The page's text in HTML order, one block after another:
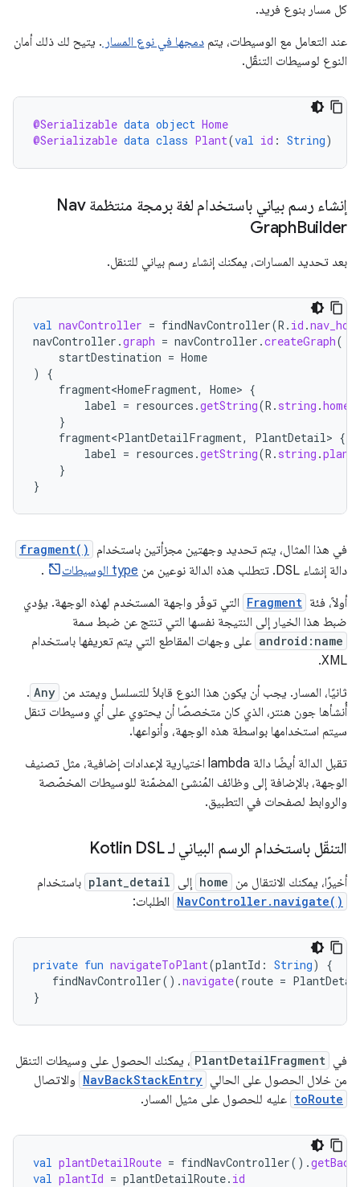
كل مسار بنوع فريد.
عند التعامل مع الوسيطات، يتم دمجها في نوع المسار . يتيح لك ذلك أمان
النوع لوسيطات التنقّل.
@Serializable data object Home
@Serializable data class Plant(val id : String)
إنشاء رسم بياني باستخدام لغة برمجة منتظمة Nav
GraphBuilder
بعد تحديد المسارات، يمكنك إنشاء رسم بياني للتنقل.
val navController = findNavController(R . id .
navController .graph = navController .createGraph(
startDestination = Home
)
{
fragment<HomeFragment, Home> {
label = resources .getString(R . string .
}
fragment<PlantDetailFragment, PlantDetail> {
label = resources .getString(R . string .
}
}
في هذا المثال، يتم تحديد وجهتين مجزأتين باستخدام fragment()
دالة إنشاء DSL. تتطلب هذه الدالة نوعين من type الوسيطات
.
أولاً، فئة Fragment التي توفّر واجهة المستخدم لهذه الوجهة. يؤدي
ضبط هذا الخيار إلى النتيجة نفسها التي تنتج عن ضبط سمة
android:name على وجهات المقاطع التي يتم تعريفها باستخدام
XML.
ثانيًا، المسار. يجب أن يكون هذا النوع قابلاً للتسلسل ويمتد من Any
.
أُنشأها جون هنتر، الذي كان متخصصًا أن يحتوي على أي وسيطات تنقل
سيتم استخدامها بواسطة هذه الوجهة، وأنواعها.
تقبل الدالة أيضًا دالة lambda اختيارية لإعدادات إضافية، مثل تصنيف
الوجهة، بالإضافة إلى وظائف المُنشئ المضمّنة للوسيطات المخصّصة
والروابط لصفحات في التطبيق.
التنقّل باستخدام الرسم البياني لـ Kotlin DSL
أخيرًا، يمكنك الانتقال من home إلى plant_detail باستخدام
NavController.navigate() الطلبات:
private fun navigateToPlant(plantId : String)
{
findNavController().navigate(route =
}
في PlantDetailFragment ، يمكنك الحصول على وسيطات التنقل
من خلال الحصول على الحالي NavBackStackEntry والاتصال
toRoute عليه للحصول على مثيل المسار.
val plantDetailRoute = findNavController().
val plantId = plantDetailRoute. id